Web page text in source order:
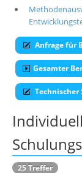
Anfrage für
Gesamter
Technischer
25 Treffer